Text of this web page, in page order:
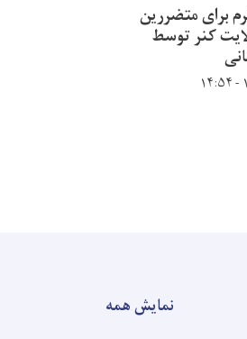
برای متضررین
کنر توسط
نمایش همه